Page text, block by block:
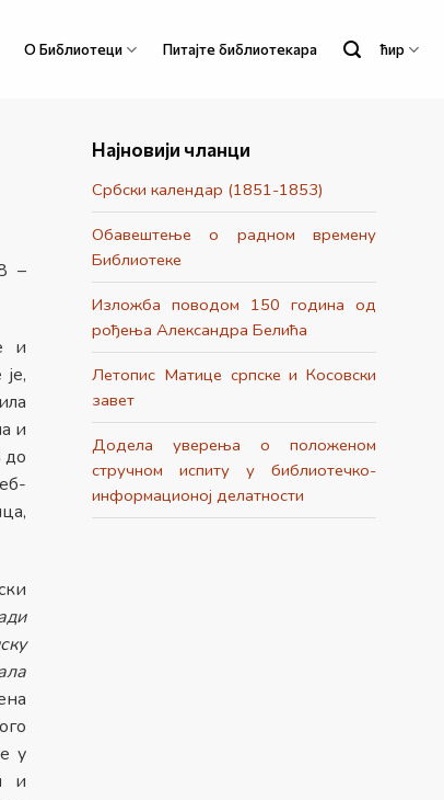
О Библиотеци Питајте библиотекара ћир
–
и
и
до
у
и
Најновији чланци
Србски календар (1851-1853)
Обавештење о радном времену
Библиотеке
Изложба поводом 150 година од
рођења Александра Белића
Летопис Матице српске и Косовски
завет
Додела уверења о положеном
стручном испиту у библиотечко-
информационој делатности